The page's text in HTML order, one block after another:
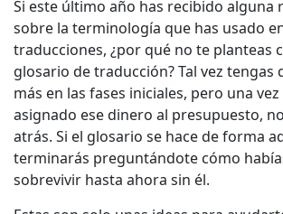
Si este último año has recibido alguna
sobre la terminología que has usado
traducciones, ¿por qué no te planteas
glosario de traducción? Tal vez tengas
más en las fases iniciales, pero una
asignado ese dinero al presupuesto,
atrás. Si el glosario se hace de forma
terminarás preguntándote cómo
sobrevivir hasta ahora sin él.